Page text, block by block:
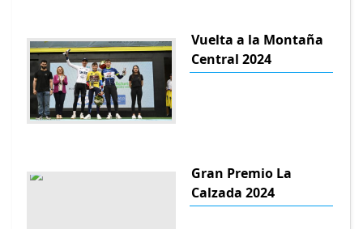
Vuelta a la Montaña
Central 2024
Gran Premio La
Calzada 2024